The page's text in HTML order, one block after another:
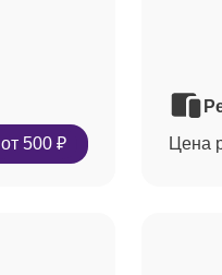
от 500 ₽
Цена